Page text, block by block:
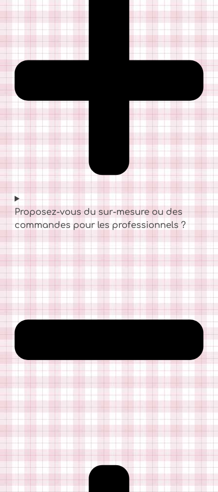
Proposez-vous du sur-mesure ou des
commandes pour les professionnels ?